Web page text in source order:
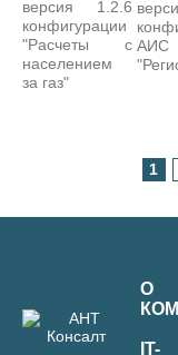
версия 1.2.6
конфигурации
"Расчеты с
населением
за газ"
АИС
1
О
IT-